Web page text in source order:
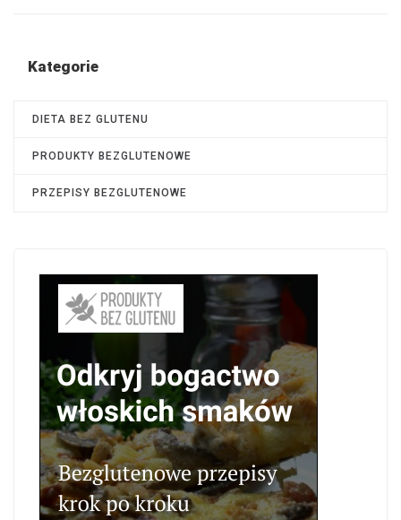
Kategorie
DIETA BEZ GLUTENU
PRODUKTY BEZGLUTENOWE
PRZEPISY BEZGLUTENOWE